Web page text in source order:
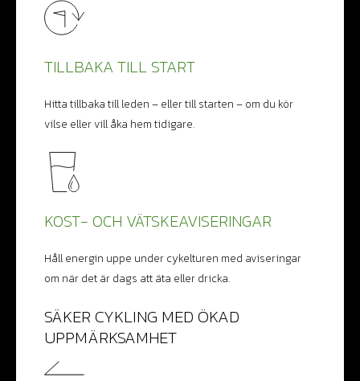
TILLBAKA TILL START
Hitta tillbaka till leden – eller till starten – om du kör
vilse eller vill åka hem tidigare.
KOST- OCH VÄTSKEAVISERINGAR
Håll energin uppe under cykelturen med aviseringar
om när det är dags att äta eller dricka.
SÄKER CYKLING MED ÖKAD
UPPMÄRKSAMHET